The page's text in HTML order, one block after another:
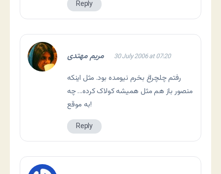
Reply
مریم مهتدی 30 July 2006 at 07:20
رفتم چلچراغ بخرم نیومده بود. مثل اینکه
منصور باز هم مثل همیشه کولاک کرده… چه
به موقع!
Reply